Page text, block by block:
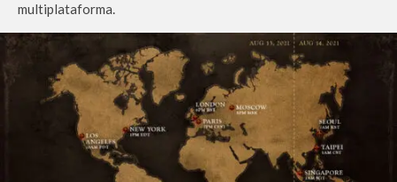
multiplataforma.